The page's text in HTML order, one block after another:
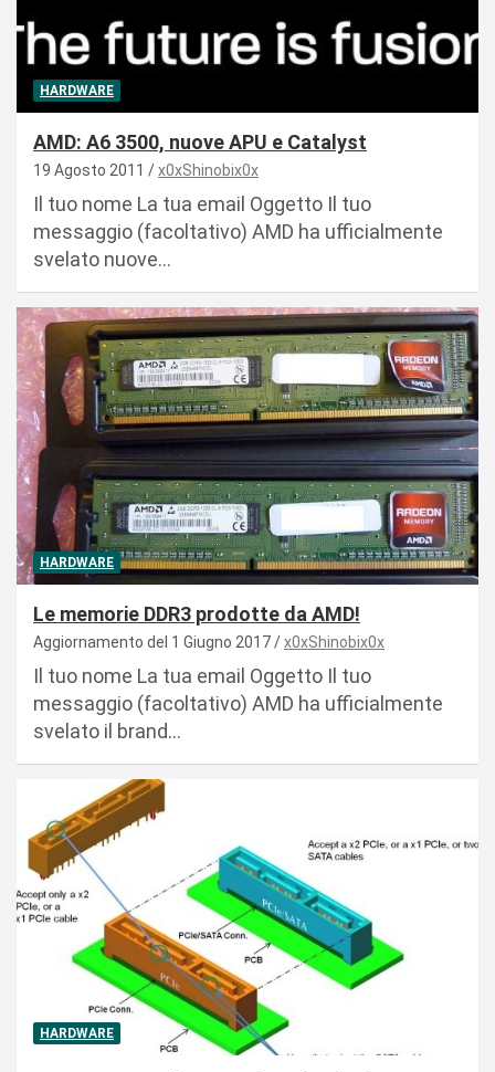
HARDWARE
AMD: A6 3500, nuove APU e Catalyst
19 Agosto 2011 x0xShinobix0x
Il tuo nome La tua email Oggetto Il tuo
messaggio (facoltativo) AMD ha ufficialmente
svelato nuove…
HARDWARE
Le memorie DDR3 prodotte da AMD!
Aggiornamento del 1 Giugno 2017 x0xShinobix0x
Il tuo nome La tua email Oggetto Il tuo
messaggio (facoltativo) AMD ha ufficialmente
svelato il brand…
HARDWARE